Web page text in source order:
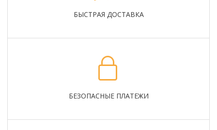
БЫСТРАЯ ДОСТАВКА
БЕЗОПАСНЫЕ ПЛАТЕЖИ